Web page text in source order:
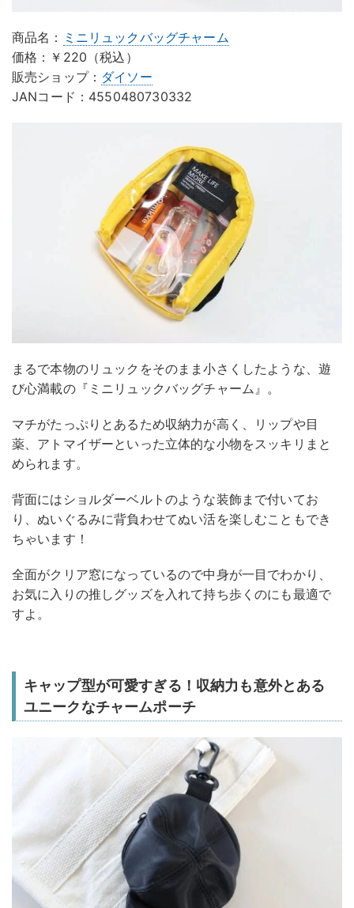
商品名： ミニリュックバッグチャーム
価格：￥220（税込）
販売ショップ： ダイソー
JANコード：4550480730332
まるで本物のリュックをそのまま小さくしたような、遊
び心満載の『ミニリュックバッグチャーム』。
マチがたっぷりとあるため収納力が高く、リップや目
薬、アトマイザーといった立体的な小物をスッキリまと
められます。
背面にはショルダーベルトのような装飾まで付いてお
り、ぬいぐるみに背負わせてぬい活を楽しむこともでき
ちゃいます！
全面がクリア窓になっているので中身が一目でわかり、
お気に入りの推しグッズを入れて持ち歩くのにも最適で
すよ。
キャップ型が可愛すぎる！収納力も意外とある
ユニークなチャームポーチ